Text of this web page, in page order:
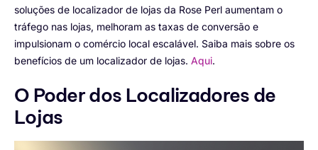
soluções de localizador de lojas da Rose Perl aumentam o
tráfego nas lojas, melhoram as taxas de conversão e
impulsionam o comércio local escalável. Saiba mais sobre os
benefícios de um localizador de lojas. Aqui.
O Poder dos Localizadores de
Lojas